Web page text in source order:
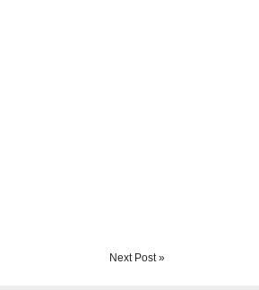
Next Post »